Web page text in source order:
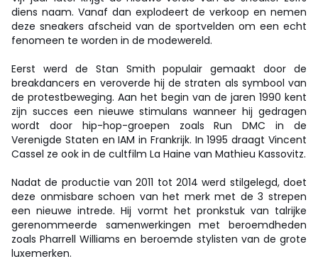
diens naam. Vanaf dan explodeert de verkoop en nemen
deze sneakers afscheid van de sportvelden om een echt
fenomeen te worden in de modewereld.
Eerst werd de Stan Smith populair gemaakt door de
breakdancers en veroverde hij de straten als symbool van
de protestbeweging. Aan het begin van de jaren 1990 kent
zijn succes een nieuwe stimulans wanneer hij gedragen
wordt door hip-hop-groepen zoals Run DMC in de
Verenigde Staten en IAM in Frankrijk. In 1995 draagt Vincent
Cassel ze ook in de cultfilm La Haine van Mathieu Kassovitz.
Nadat de productie van 2011 tot 2014 werd stilgelegd, doet
deze onmisbare schoen van het merk met de 3 strepen
een nieuwe intrede. Hij vormt het pronkstuk van talrijke
gerenommeerde samenwerkingen met beroemdheden
zoals Pharrell Williams en beroemde stylisten van de grote
luxemerken.